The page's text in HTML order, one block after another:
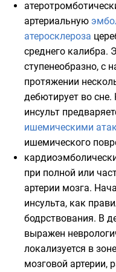
артериальную
атеросклероза
среднего калибра.
ступенеобразно, с
протяжении
дебютирует во сне.
инсульт
ишемическими
ишемического
при полной или
артерии мозга.
инсульта, как
бодрствования. В
выражен
локализуется в
мозговой артерии,